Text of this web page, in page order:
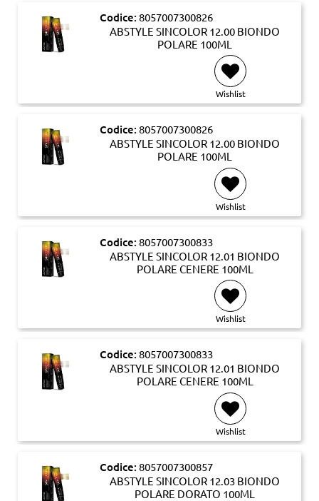
Codice: 8057007300826
ABSTYLE SINCOLOR 12.00 BIONDO
POLARE 100ML
Wishlist
Codice: 8057007300826
ABSTYLE SINCOLOR 12.00 BIONDO
POLARE 100ML
Wishlist
Codice: 8057007300833
ABSTYLE SINCOLOR 12.01 BIONDO
POLARE CENERE 100ML
Wishlist
Codice: 8057007300833
ABSTYLE SINCOLOR 12.01 BIONDO
POLARE CENERE 100ML
Wishlist
Codice: 8057007300857
ABSTYLE SINCOLOR 12.03 BIONDO
POLARE DORATO 100ML